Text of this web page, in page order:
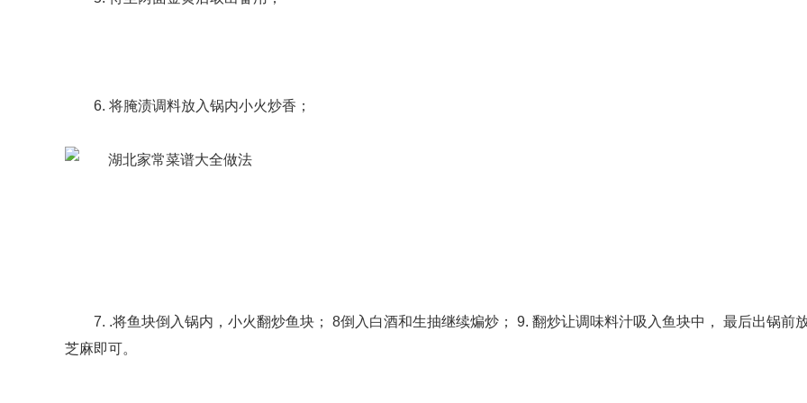
6. 将腌渍调料放入锅内小火炒香；
7. .将鱼块倒入锅内，小火翻炒鱼块； 8倒入白酒和生抽继续煸炒； 9. 翻炒让调味料汁吸入鱼块中， 最后出锅前
芝麻即可。